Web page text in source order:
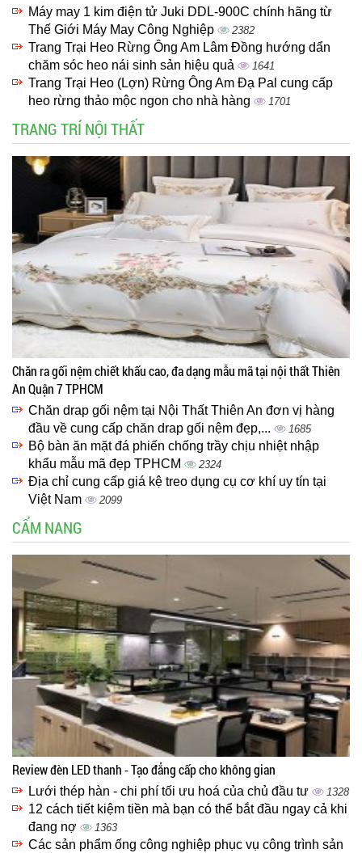
Máy may 1 kim điện tử Juki DDL-900C chính hãng từ
Thế Giới Máy May Công Nghiệp
2382
Trang Trại Heo Rừng Ông Am Lâm Đồng hướng dẩn
chăm sóc heo nái sinh sản hiệu quả
1641
Trang Trại Heo (Lợn) Rừng Ông Am Đạ Pal cung cấp
heo rừng thảo mộc ngon cho nhà hàng
1701
TRANG TRÍ NỘI THẤT
Chăn ra gối nệm chiết khấu cao, đa dạng mẫu mã tại nội thất Thiên
An Quận 7 TPHCM
Chăn drap gối nệm tại Nội Thất Thiên An đơn vị hàng
đầu về cung cấp chăn drap gối nệm đẹp,...
1685
Bộ bàn ăn mặt đá phiến chống trầy chịu nhiệt nhập
khẩu mẫu mã đẹp TPHCM
2324
Địa chỉ cung cấp giá kệ treo dụng cụ cơ khí uy tín tại
Việt Nam
2099
CẨM NANG
Review đèn LED thanh - Tạo đẳng cấp cho không gian
Lưới thép hàn - chi phí tối ưu hoá của chủ đầu tư 1328
12 cách tiết kiệm tiền mà bạn có thể bắt đầu ngay cả khi
đang nợ
1363
Các sản phẩm ống công nghiệp phục vụ công trình sản